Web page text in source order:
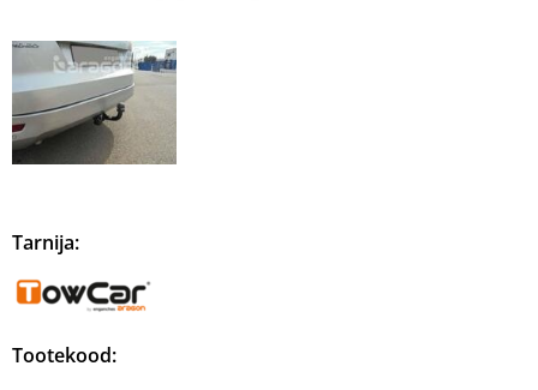
Tarnija:
Tootekood: